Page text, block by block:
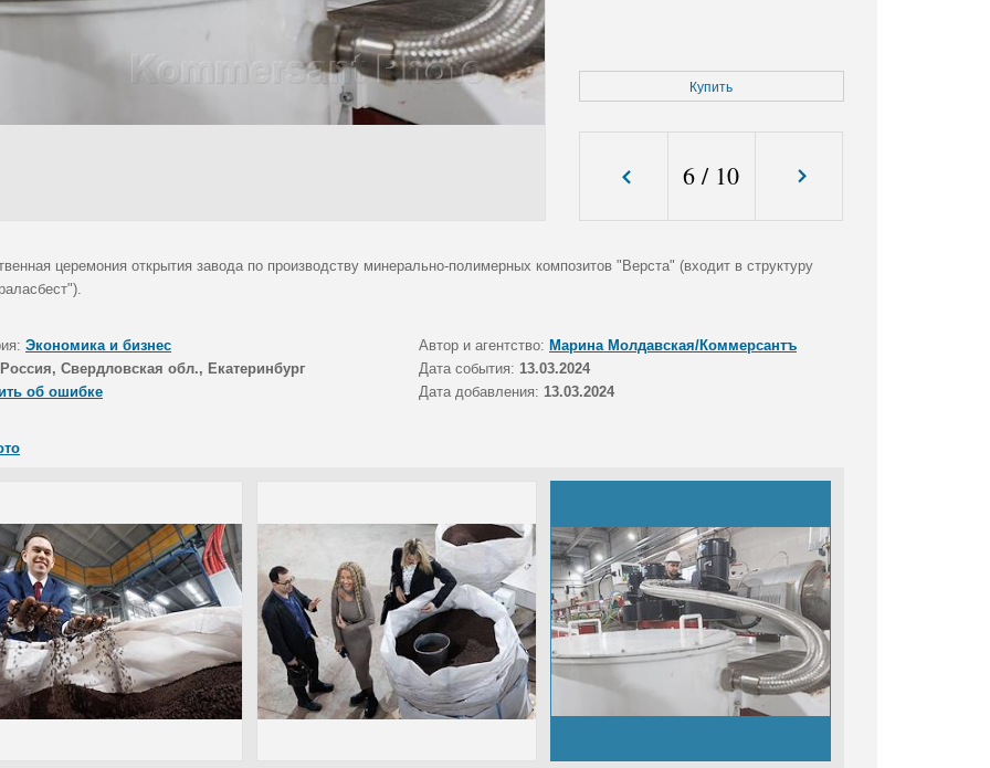
Купить
6 / 10
церемония открытия завода по производству минерально-полимерных композитов "Верста" (входит в структуру
Экономика и бизнес Автор и агентство: Марина Молдавская/Коммерсантъ
Россия, Свердловская обл., Екатеринбург Дата события: 13.03.2024
об ошибке
Дата добавления: 13.03.2024